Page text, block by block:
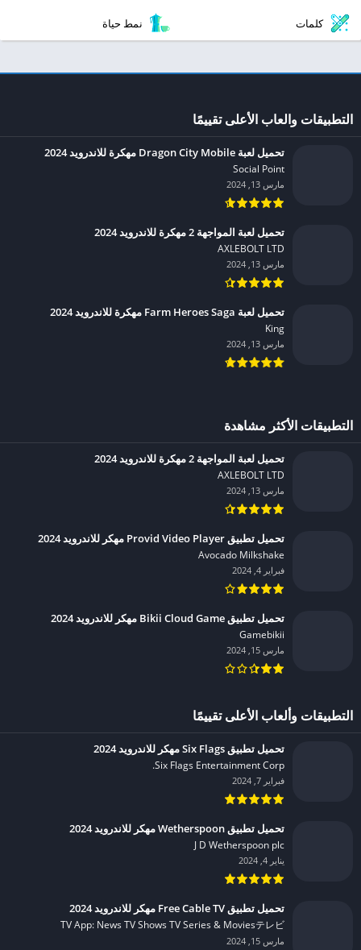
كلمات نمط حياة
التطبيقات والعاب الأعلى تقييمًا
تحميل لعبة Dragon City Mobile مهكرة للاندرويد 2024
Social Point‏
مارس 13, 2024
تحميل لعبة المواجهة 2 مهكرة للاندرويد 2024
AXLEBOLT LTD‏
مارس 13, 2024
تحميل لعبة Farm Heroes Saga مهكرة للاندرويد 2024
King‏
مارس 13, 2024
التطبيقات الأكثر مشاهدة
تحميل لعبة المواجهة 2 مهكرة للاندرويد 2024
AXLEBOLT LTD‏
مارس 13, 2024
تحميل تطبيق Provid Video Player مهكر للاندرويد 2024
Avocado Milkshake‏
فبراير 4, 2024
تحميل تطبيق Bikii Cloud Game مهكر للاندرويد 2024
Gamebikii‏
مارس 15, 2024
التطبيقات وألعاب الأعلى تقييمًا
تحميل تطبيق Six Flags مهكر للاندرويد 2024
Six Flags Entertainment Corp.‏
فبراير 7, 2024
تحميل تطبيق Wetherspoon مهكر للاندرويد 2024
J D Wetherspoon plc‏
يناير 4, 2024
تحميل تطبيق Free Cable TV مهكر للاندرويد 2024
TV App: News TV Shows TV Series & Moviesテレビ‏
مارس 15, 2024